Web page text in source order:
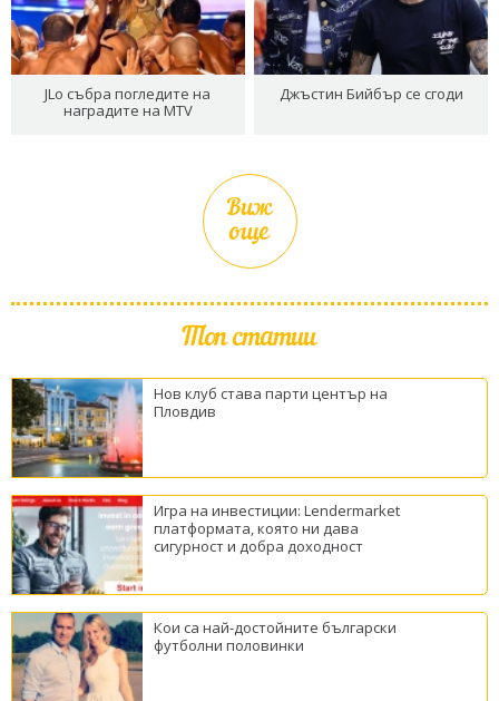
JLo събра погледите на
наградите на MTV
Джъстин Бийбър се сгоди
Виж
още
Топ статии
Нов клуб става парти център на
Пловдив
Игра на инвестиции: Lendermarket
платформата, която ни дава
сигурност и добра доходност
Кои са най-достойните български
футболни половинки